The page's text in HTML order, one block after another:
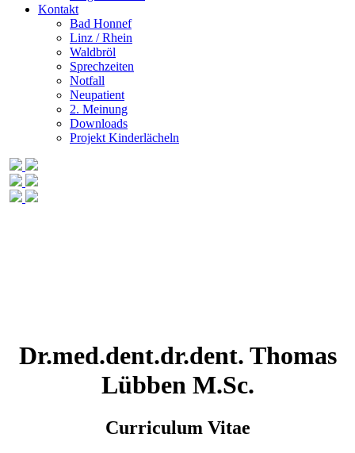
Kontakt
Bad Honnef
Linz / Rhein
Waldbröl
Sprechzeiten
Notfall
Neupatient
2. Meinung
Downloads
Projekt Kinderlächeln
Dr.med.dent.dr.dent. Thomas
Lübben M.Sc.
Curriculum Vitae